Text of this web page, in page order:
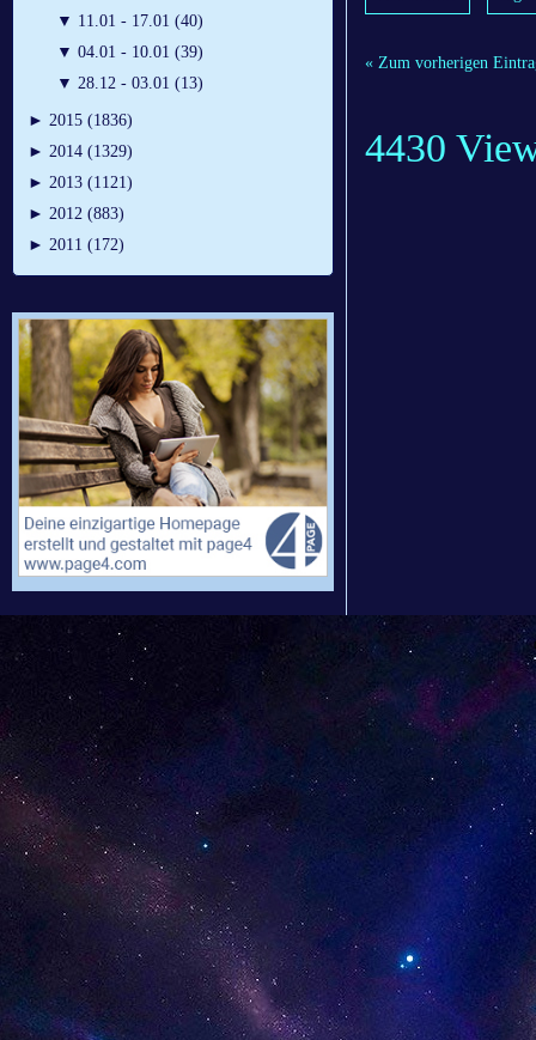
▼ 11.01 - 17.01 (40)
▼ 04.01 - 10.01 (39)
▼ 28.12 - 03.01 (13)
► 2015 (1836)
► 2014 (1329)
► 2013 (1121)
► 2012 (883)
► 2011 (172)
« Zum vorherigen
4430